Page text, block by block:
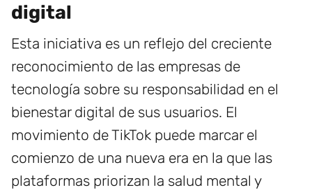
digital
Esta iniciativa es un reflejo del creciente
reconocimiento de las empresas de
tecnología sobre su responsabilidad en el
bienestar digital de sus usuarios. El
movimiento de TikTok puede marcar el
comienzo de una nueva era en la que las
plataformas priorizan la salud mental y